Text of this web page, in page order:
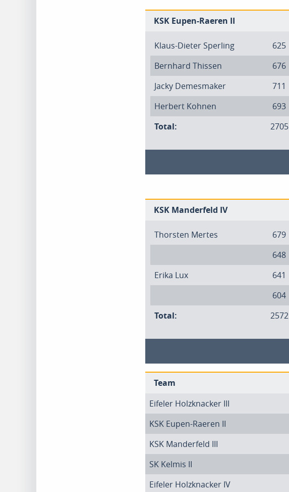
KSK Eupen-Raeren II
Klaus-Dieter Sperling 625
Bernhard Thissen
676
Jacky Demesmaker
711
Herbert Kohnen
693
Total:
2705
KSK Manderfeld IV
Thorsten Mertes 679
648
Erika Lux
641
604
Total:
2572
Team
Eifeler Holzknacker III
KSK Eupen-Raeren II
KSK Manderfeld III
SK Kelmis II
Eifeler Holzknacker IV